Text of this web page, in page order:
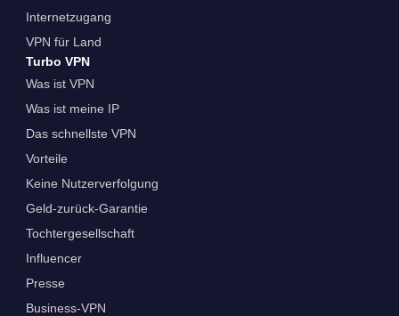
Internetzugang
VPN für Land
Turbo VPN
Was ist VPN
Was ist meine IP
Das schnellste VPN
Vorteile
Keine Nutzerverfolgung
Geld-zurück-Garantie
Tochtergesellschaft
Influencer
Presse
Business-VPN